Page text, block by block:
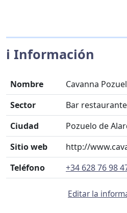
ℹ️ Información
Nombre
Cavanna
Sector
Bar restaurante
Ciudad
Pozuelo de
Sitio web
http://
Teléfono
+34 628 76 98
Editar la